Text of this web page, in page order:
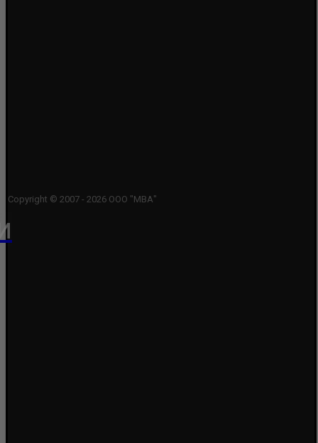
Copyright © 2007 - 2026 ООО "МВА"